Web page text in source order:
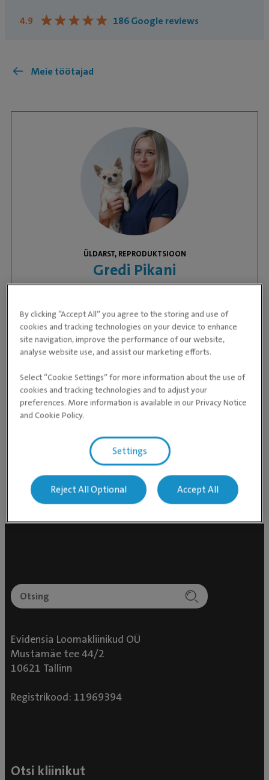
4.9 ★★★★★
★★★★★ 186 Google reviews
Meie töötajad
ÜLDARST, REPRODUKTSIOON
Gredi Pikani
Dr. Gredi Pikani on töötanud loomaarstina viis aastat
ning võtab patsiente vastu üldarstina. Pea 18-
aastane kogemus koerakasvatajana ja erinevate
tõugude omanikuna on süvendanud tema huvi
reproduktsiooni valdkonna vastu. Ta pakub vastavaid
konsultatsioone ja vastuvõtte, aidates
arenguga seotud küsimusi. Lisaks omab ta
pikaaegseid kogemusi nii sünnitusabi osas kui ka
kutsikate arengus.
Evidensia Loomakliinikud OÜ
Mustamäe tee 44/2
10621 Tallinn
Registrikood: 11969394
Otsi kliinikut
By clicking “Accept All” you agree to the storing and use of
cookies and tracking technologies on your device to enhance
site navigation, improve the performance of our website,
analyse website use, and assist our marketing efforts.
Select “Cookie Settings” for more information about the use of
cookies and tracking technologies and to adjust your
preferences. More information is available in our Privacy Notice
and Cookie Policy.
Settings
Reject All Optional Accept All